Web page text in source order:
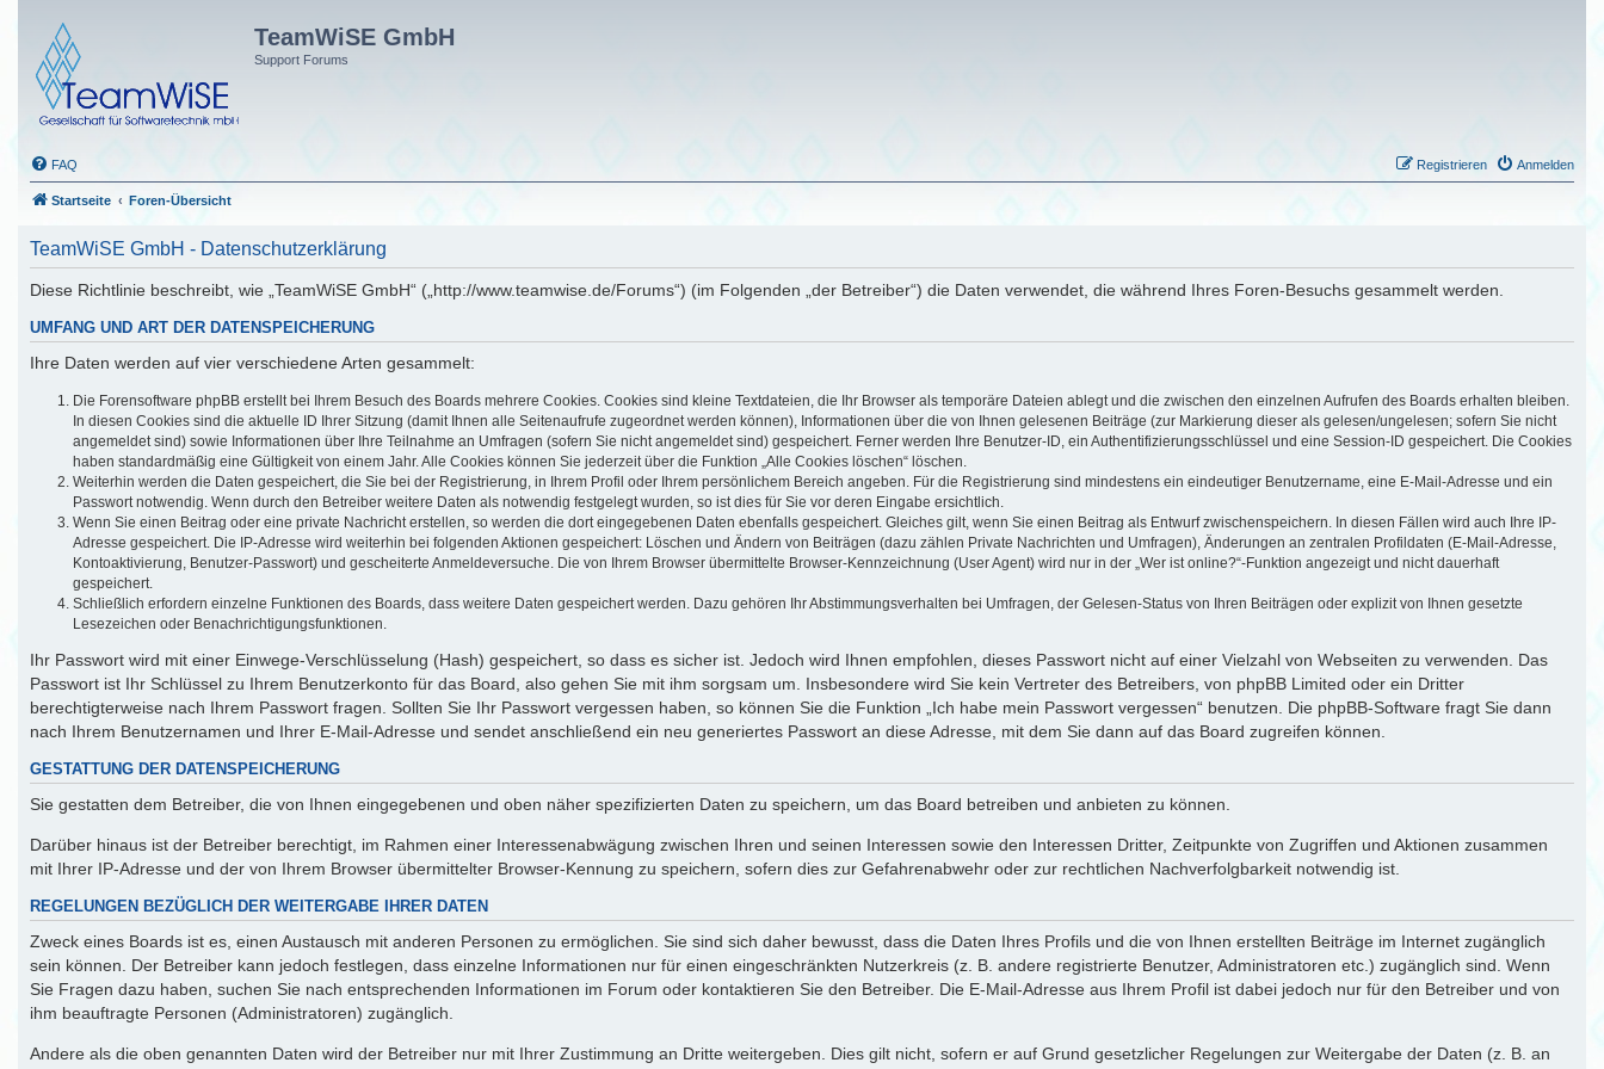
TeamWiSE GmbH
Support Forums
FAQ Anmelden
Registrieren
Startseite Foren-Übersicht
TeamWiSE GmbH - Datenschutzerklärung
Diese Richtlinie beschreibt, wie „TeamWiSE GmbH“ („http://www.teamwise.de/Forums“) (im Folgenden „der Betreiber“) die Daten verwendet, die während Ihres Foren-Besuchs gesammelt werden.
UMFANG UND ART DER DATENSPEICHERUNG
Ihre Daten werden auf vier verschiedene Arten gesammelt:
Die Forensoftware phpBB erstellt bei Ihrem Besuch des Boards mehrere Cookies. Cookies sind kleine Textdateien, die Ihr Browser als temporäre Dateien ablegt und die zwischen den einzelnen Aufrufen des Boards erhalten bleiben.
In diesen Cookies sind die aktuelle ID Ihrer Sitzung (damit Ihnen alle Seitenaufrufe zugeordnet werden können), Informationen über die von Ihnen gelesenen Beiträge (zur Markierung dieser als gelesen/ungelesen; sofern Sie nicht
angemeldet sind) sowie Informationen über Ihre Teilnahme an Umfragen (sofern Sie nicht angemeldet sind) gespeichert. Ferner werden Ihre Benutzer-ID, ein Authentifizierungsschlüssel und eine Session-ID gespeichert. Die Cookies
haben standardmäßig eine Gültigkeit von einem Jahr. Alle Cookies können Sie jederzeit über die Funktion „Alle Cookies löschen“ löschen.
Weiterhin werden die Daten gespeichert, die Sie bei der Registrierung, in Ihrem Profil oder Ihrem persönlichem Bereich angeben. Für die Registrierung sind mindestens ein eindeutiger Benutzername, eine E-Mail-Adresse und ein
Passwort notwendig. Wenn durch den Betreiber weitere Daten als notwendig festgelegt wurden, so ist dies für Sie vor deren Eingabe ersichtlich.
Wenn Sie einen Beitrag oder eine private Nachricht erstellen, so werden die dort eingegebenen Daten ebenfalls gespeichert. Gleiches gilt, wenn Sie einen Beitrag als Entwurf zwischenspeichern. In diesen Fällen wird auch Ihre IP-
Adresse gespeichert. Die IP-Adresse wird weiterhin bei folgenden Aktionen gespeichert: Löschen und Ändern von Beiträgen (dazu zählen Private Nachrichten und Umfragen), Änderungen an zentralen Profildaten (E-Mail-Adresse,
Kontoaktivierung, Benutzer-Passwort) und gescheiterte Anmeldeversuche. Die von Ihrem Browser übermittelte Browser-Kennzeichnung (User Agent) wird nur in der „Wer ist online?“-Funktion angezeigt und nicht dauerhaft
gespeichert.
Schließlich erfordern einzelne Funktionen des Boards, dass weitere Daten gespeichert werden. Dazu gehören Ihr Abstimmungsverhalten bei Umfragen, der Gelesen-Status von Ihren Beiträgen oder explizit von Ihnen gesetzte
Lesezeichen oder Benachrichtigungsfunktionen.
Ihr Passwort wird mit einer Einwege-Verschlüsselung (Hash) gespeichert, so dass es sicher ist. Jedoch wird Ihnen empfohlen, dieses Passwort nicht auf einer Vielzahl von Webseiten zu verwenden. Das
Passwort ist Ihr Schlüssel zu Ihrem Benutzerkonto für das Board, also gehen Sie mit ihm sorgsam um. Insbesondere wird Sie kein Vertreter des Betreibers, von phpBB Limited oder ein Dritter
berechtigterweise nach Ihrem Passwort fragen. Sollten Sie Ihr Passwort vergessen haben, so können Sie die Funktion „Ich habe mein Passwort vergessen“ benutzen. Die phpBB-Software fragt Sie dann
nach Ihrem Benutzernamen und Ihrer E-Mail-Adresse und sendet anschließend ein neu generiertes Passwort an diese Adresse, mit dem Sie dann auf das Board zugreifen können.
GESTATTUNG DER DATENSPEICHERUNG
Sie gestatten dem Betreiber, die von Ihnen eingegebenen und oben näher spezifizierten Daten zu speichern, um das Board betreiben und anbieten zu können.
Darüber hinaus ist der Betreiber berechtigt, im Rahmen einer Interessenabwägung zwischen Ihren und seinen Interessen sowie den Interessen Dritter, Zeitpunkte von Zugriffen und Aktionen zusammen
mit Ihrer IP-Adresse und der von Ihrem Browser übermittelter Browser-Kennung zu speichern, sofern dies zur Gefahrenabwehr oder zur rechtlichen Nachverfolgbarkeit notwendig ist.
REGELUNGEN BEZÜGLICH DER WEITERGABE IHRER DATEN
Zweck eines Boards ist es, einen Austausch mit anderen Personen zu ermöglichen. Sie sind sich daher bewusst, dass die Daten Ihres Profils und die von Ihnen erstellten Beiträge im Internet zugänglich
sein können. Der Betreiber kann jedoch festlegen, dass einzelne Informationen nur für einen eingeschränkten Nutzerkreis (z. B. andere registrierte Benutzer, Administratoren etc.) zugänglich sind. Wenn
Sie Fragen dazu haben, suchen Sie nach entsprechenden Informationen im Forum oder kontaktieren Sie den Betreiber. Die E-Mail-Adresse aus Ihrem Profil ist dabei jedoch nur für den Betreiber und von
ihm beauftragte Personen (Administratoren) zugänglich.
Andere als die oben genannten Daten wird der Betreiber nur mit Ihrer Zustimmung an Dritte weitergeben. Dies gilt nicht, sofern er auf Grund gesetzlicher Regelungen zur Weitergabe der Daten (z. B. an